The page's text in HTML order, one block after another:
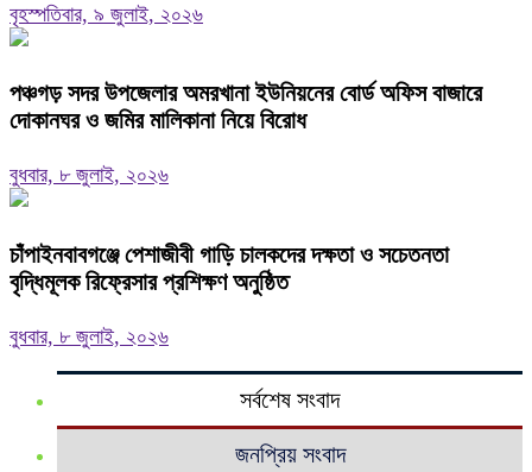
বৃহস্পতিবার, ৯ জুলাই, ২০২৬
পঞ্চগড় সদর উপজেলার অমরখানা ইউনিয়নের বোর্ড অফিস বাজারে
দোকানঘর ও জমির মালিকানা নিয়ে বিরোধ
বুধবার, ৮ জুলাই, ২০২৬
চাঁপাইনবাবগঞ্জে পেশাজীবী গাড়ি চালকদের দক্ষতা ও সচেতনতা
বৃদ্ধিমূলক রিফ্রেসার প্রশিক্ষণ অনুষ্ঠিত
বুধবার, ৮ জুলাই, ২০২৬
সর্বশেষ সংবাদ
জনপ্রিয় সংবাদ